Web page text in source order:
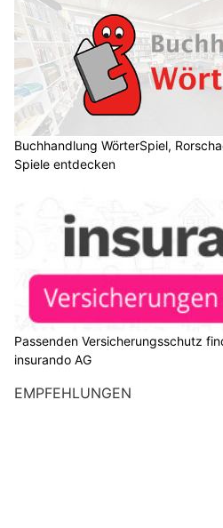
Buchhandlung WörterSpiel,
Spiele entdecken
Passenden Versicherungsschutz
insurando AG
EMPFEHLUNGEN